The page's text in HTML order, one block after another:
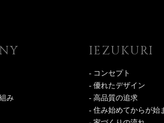
み
IEZUKURI
- コンセプト
- 優れたデザイン
- 高品質の追求
- 住み始めてからが始